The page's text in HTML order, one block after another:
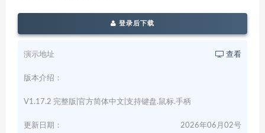
登录后下载
演示地址 查看
版本介绍：
V1.17.2 完整版|官方简体中文|支持键盘.鼠标.手柄
更新日期： 2026年06月02号